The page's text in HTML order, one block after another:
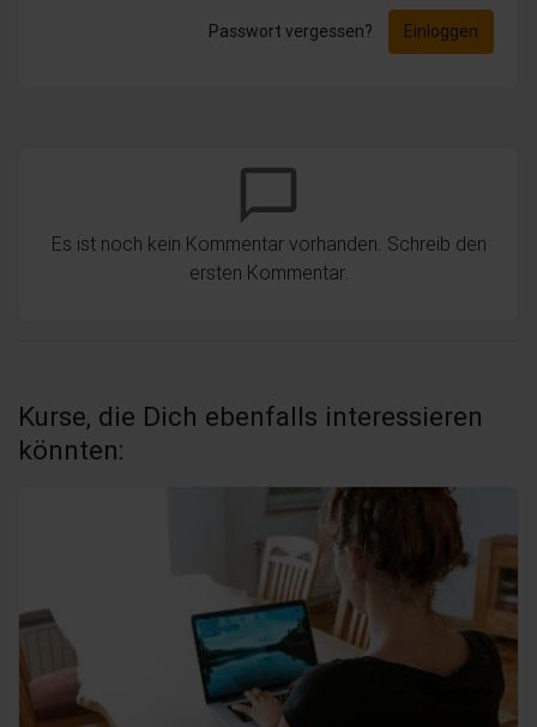
Passwort vergessen? Einloggen
chat_bubble_outline
Es ist noch kein Kommentar vorhanden. Schreib den
ersten Kommentar.
Kurse, die Dich ebenfalls interessieren
könnten: